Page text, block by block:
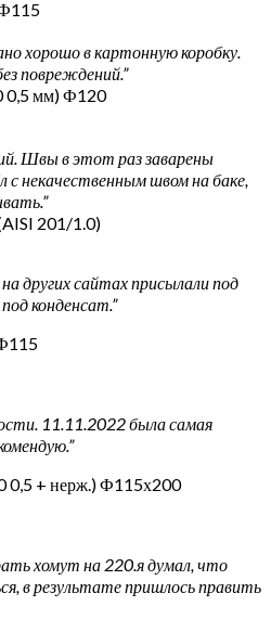
хорошо в картонную коробку.
повреждений.”
0,5 мм) Ф120
Швы в этот раз заварены
с некачественным швом на баке,
201/1.0)
других сайтах присылали под
конденсат.”
11.11.2022 была самая
0,5 + нерж.) Ф115х200
хомут на 220.я думал, что
в результате пришлось править